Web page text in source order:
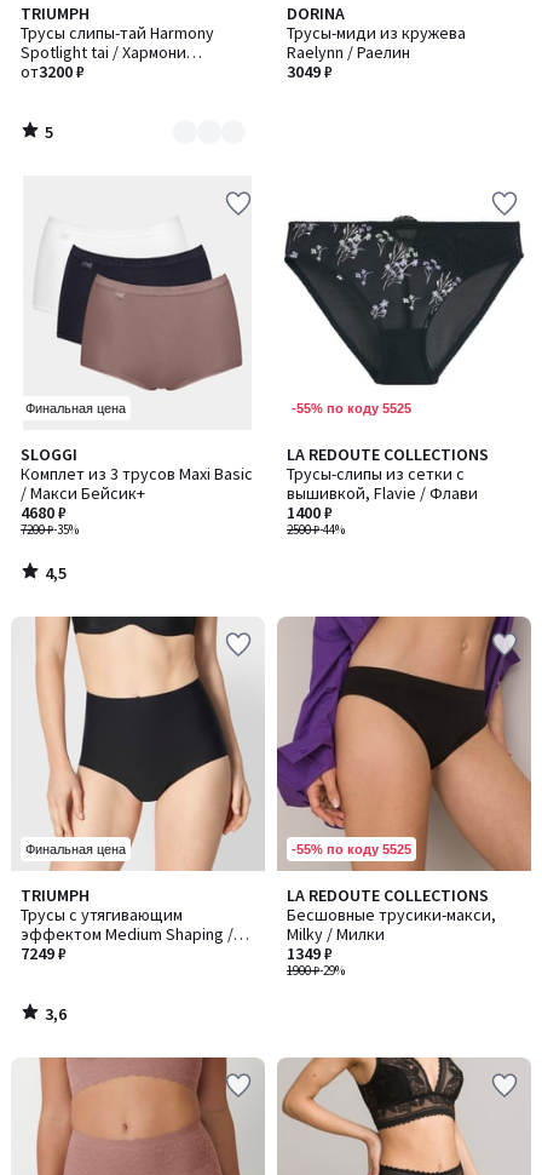
TRIUMPH
Трусы слипы-тай Harmony
Spotlight tai / Хармони
Сполтайт таи
от3200 ₽
5
/
5
Количество
цветов:
3
5
/
DORINA
Трусы-миди из кружева
Raelynn / Раелин
3049 ₽
Финальная цена
SLOGGI
Комплет из 3 трусов Maxi Basic
/ Макси Бейсик+
7200 ₽-35%
4680 ₽
4,5
/ 5
4,5
/
-55% по коду 5525
LA REDOUTE COLLECTIONS
Трусы-слипы из сетки с
вышивкой, Flavie / Флави
2500 ₽-44%
1400 ₽
Финальная цена
TRIUMPH
Трусы с утягивающим
эффектом Medium Shaping /
Медиум Шейпинг
7249 ₽
3,6
/ 5
3,6
/
-55% по коду 5525
LA REDOUTE COLLECTIONS
Бесшовные трусики-макси,
Milky / Милки
1900 ₽-29%
1349 ₽